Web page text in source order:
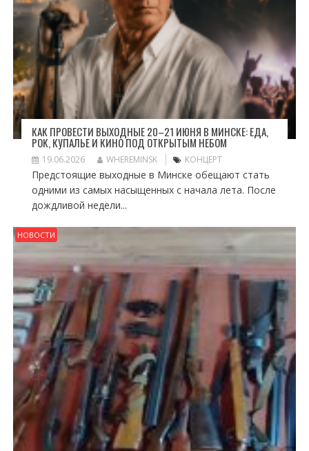
КАК ПРОВЕСТИ ВЫХОДНЫЕ 20–21 ИЮНЯ В МИНСКЕ: ЕДА,
РОК, КУПАЛЬЕ И КИНО ПОД ОТКРЫТЫМ НЕБОМ
19.06.2026 WHEREMINSK КОНЦЕРТ
Предстоящие выходные в Минске обещают стать
одними из самых насыщенных с начала лета. После
дождливой недели...
НОВОСТИ